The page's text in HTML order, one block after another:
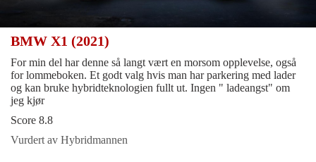
BMW X1 (2021)
For min del har denne så langt vært en morsom opplevelse, også
for lommeboken. Et godt valg hvis man har parkering med lader
og kan bruke hybridteknologien fullt ut. Ingen " ladeangst" om
jeg kjør
Score 8.8
Vurdert av Hybridmannen